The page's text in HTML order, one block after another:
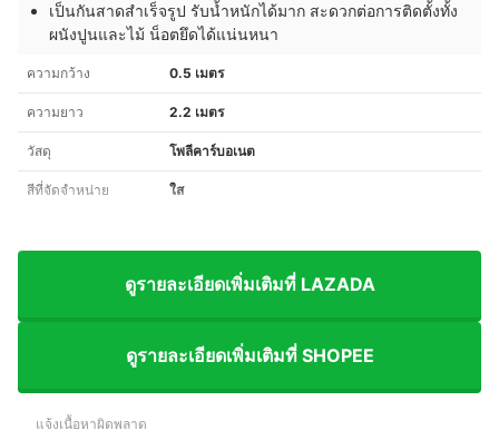
เป็นกันสาดสำเร็จรูป รับน้ำหนักได้มาก สะดวกต่อการติดตั้งทั้ง
ผนังปูนและไม้ น็อตยึดได้แน่นหนา
ความกว้าง 0.5 เมตร
ความยาว 2.2 เมตร
วัสดุ โพลีคาร์บอเนต
สีที่จัดจำหน่าย ใส
ดูรายละเอียดเพิ่มเติมที่ LAZADA
ดูรายละเอียดเพิ่มเติมที่ SHOPEE
แจ้งเนื้อหาผิดพลาด